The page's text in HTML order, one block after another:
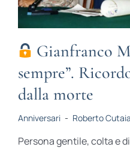
Gianfranco
sempre”.
dalla morte
Anniversari - Roberto Cutaia
Persona gentile, colta e